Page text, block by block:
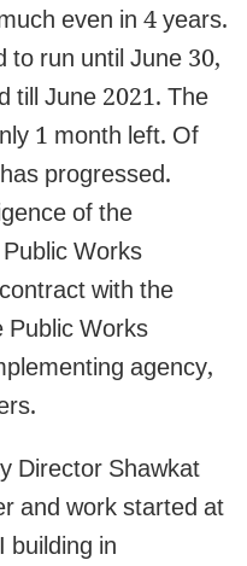
even in 4 years.
to run until June 30,
till June 2021. The
1 month left. Of
progressed.
of the
Works
with the
Public Works
agency,
Director Shawkat
and work started at
building in